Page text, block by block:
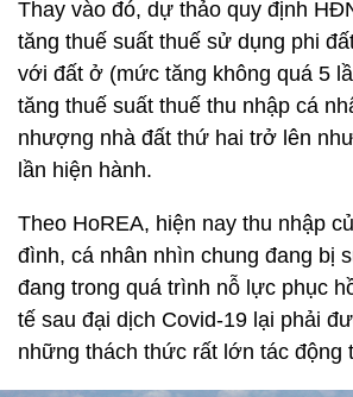
Thay vào đó, dự thảo quy định
tăng thuế suất thuế sử dụng phi
với đất ở (mức tăng không quá 5
tăng thuế suất thuế thu nhập cá
nhượng nhà đất thứ hai trở lên
lần hiện hành.
Theo HoREA, hiện nay thu nhập
đình, cá nhân nhìn chung đang bị
đang trong quá trình nỗ lực phục
tế sau đại dịch Covid-19 lại phải
những thách thức rất lớn tác động